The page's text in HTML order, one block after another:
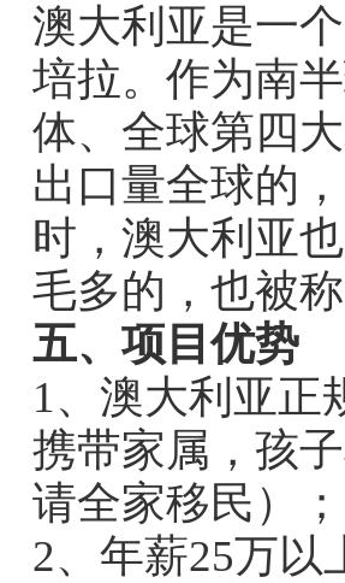
澳大利亚是一
培拉。作为南
体、全球第四
出口量全球的
时，澳大利亚
毛多的，也被
五、项目优势
1、澳大利亚正
携带家属，孩
请全家移民）；
2、年薪25万以